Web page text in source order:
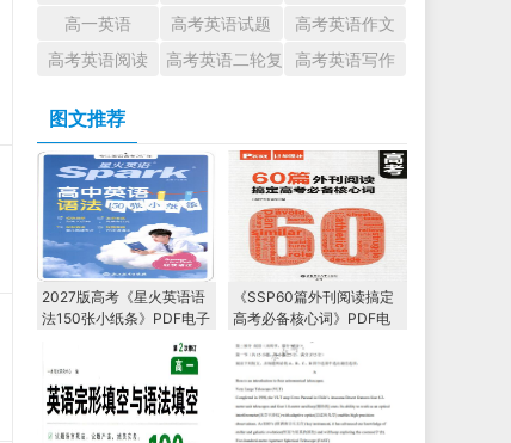
高一英语
高考英语试题
高考英语作文
高考英语阅读
高考英语二轮复习高考英语写作
图文推荐
2027版高考《星火英语语
法150张小纸条》PDF电子
《SSP60篇外刊阅读搞定
高考必备核心词》PDF电
子版下载